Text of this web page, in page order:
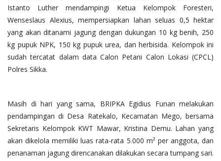
Istanto Luther mendampingi Ketua Kelompok Foresteri,
Wenseslaus Alexius, mempersiapkan lahan seluas 0,5 hektar
yang akan ditanami jagung dengan dukungan 10 kg benih, 250
kg pupuk NPK, 150 kg pupuk urea, dan herbisida. Kelompok ini
sudah tercatat dalam data Calon Petani Calon Lokasi (CPCL)
Polres Sikka.
Masih di hari yang sama, BRIPKA Egidius Funan melakukan
pendampingan di Desa Ratekalo, Kecamatan Mego, bersama
Sekretaris Kelompok KWT Mawar, Kristina Demu. Lahan yang
akan dikelola memiliki luas rata-rata 5.000 m² per anggota, dan
penanaman jagung direncanakan dilakukan secara tumpang sari.